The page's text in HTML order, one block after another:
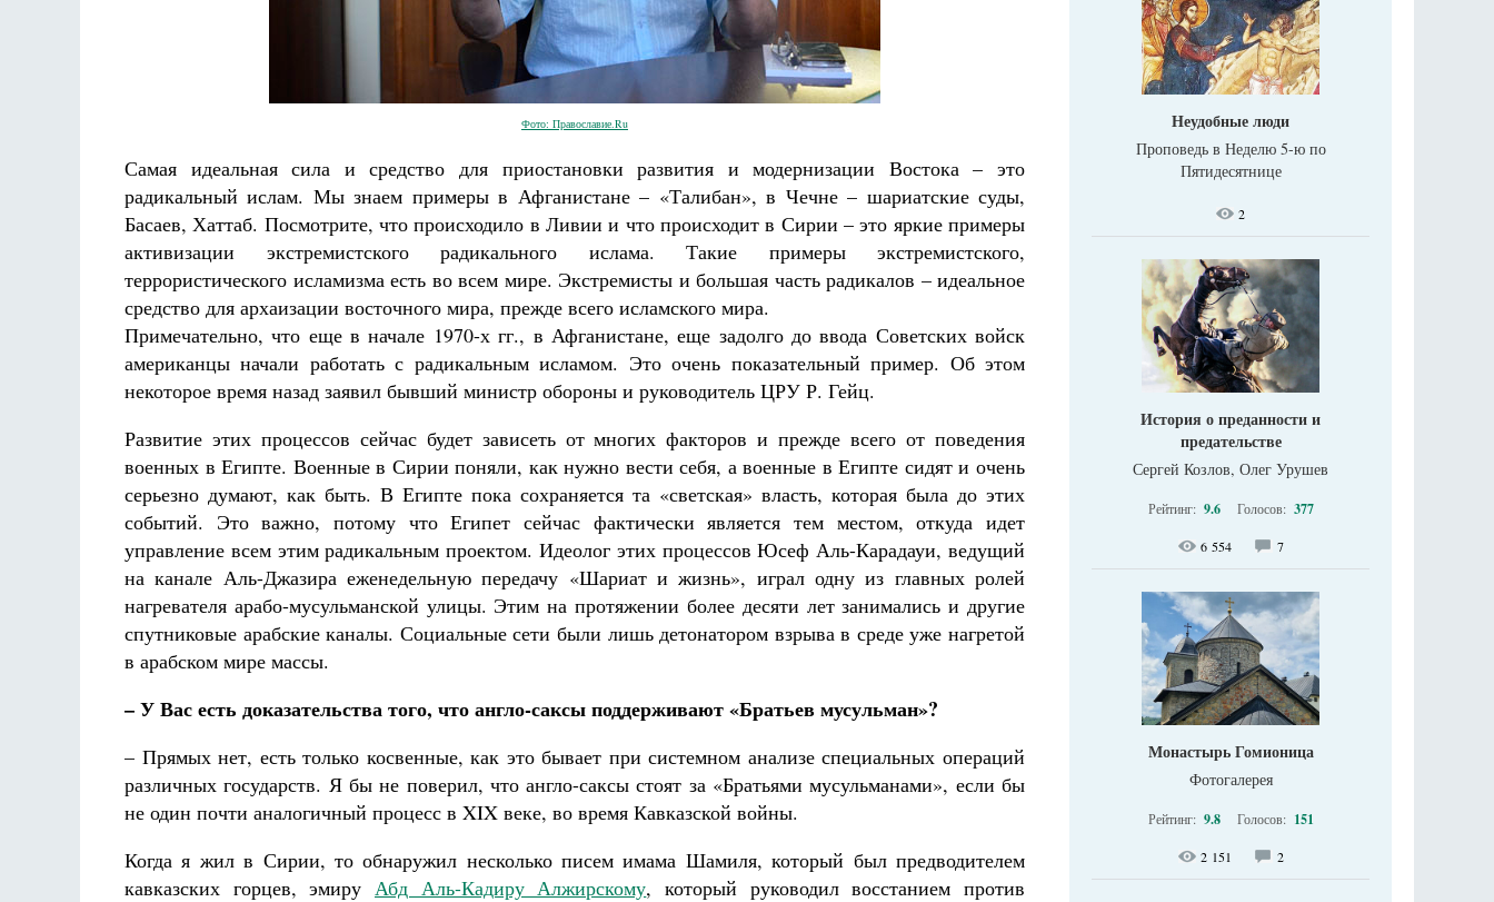
Фото: Православие.Ru
Самая идеальная сила и средство для приостановки развития и модернизации Востока – это
радикальный ислам. Мы знаем примеры в Афганистане – «Талибан», в Чечне – шариатские суды,
Басаев, Хаттаб. Посмотрите, что происходило в Ливии и что происходит в Сирии – это яркие примеры
активизации экстремистского радикального ислама. Такие примеры экстремистского,
террористического исламизма есть во всем мире. Экстремисты и большая часть радикалов – идеальное
средство для архаизации восточного мира, прежде всего исламского мира.
Примечательно, что еще в начале 1970-х гг., в Афганистане, еще задолго до ввода Советских войск
американцы начали работать с радикальным исламом. Это очень показательный пример. Об этом
некоторое время назад заявил бывший министр обороны и руководитель ЦРУ Р. Гейц.
Развитие этих процессов сейчас будет зависеть от многих факторов и прежде всего от поведения
военных в Египте. Военные в Сирии поняли, как нужно вести себя, а военные в Египте сидят и очень
серьезно думают, как быть. В Египте пока сохраняется та «светская» власть, которая была до этих
событий. Это важно, потому что Египет сейчас фактически является тем местом, откуда идет
управление всем этим радикальным проектом. Идеолог этих процессов Юсеф Аль-Карадауи, ведущий
на канале Аль-Джазира еженедельную передачу «Шариат и жизнь», играл одну из главных ролей
нагревателя арабо-мусульманской улицы. Этим на протяжении более десяти лет занимались и другие
спутниковые арабские каналы. Социальные сети были лишь детонатором взрыва в среде уже нагретой
в арабском мире массы.
– У Вас есть доказательства того, что англо-саксы поддерживают «Братьев мусульман»?
– Прямых нет, есть только косвенные, как это бывает при системном анализе специальных операций
различных государств. Я бы не поверил, что англо-саксы стоят за «Братьями мусульманами», если бы
не один почти аналогичный процесс в XIX веке, во время Кавказской войны.
Когда я жил в Сирии, то обнаружил несколько писем имама Шамиля, который был предводителем
кавказских горцев, эмиру Абд Аль-Кадиру Алжирскому, который руководил восстанием против
Неудобные люди
Проповедь в Неделю 5-ю по
Пятидесятнице
2
История о преданности и
предательстве
Сергей Козлов, Олег Урушев
Рейтинг: 9.6 Голосов: 377
6 554 7
Монастырь Гомионица
Фотогалерея
Рейтинг: 9.8 Голосов: 151
2 151 2